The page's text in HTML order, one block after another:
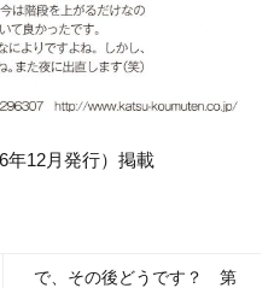
12月発行）掲載
で、その後どうです？ 第